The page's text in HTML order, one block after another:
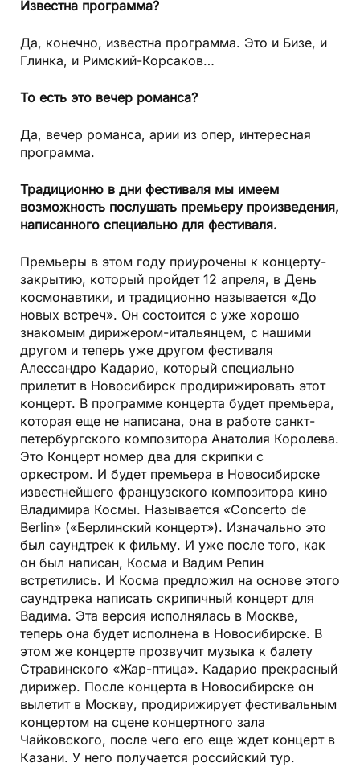
Известна программа?
Да, конечно, известна программа. Это и Бизе, и
Глинка, и Римский-Корсаков…
То есть это вечер романса?
Да, вечер романса, арии из опер, интересная
программа.
Традиционно в дни фестиваля мы имеем
возможность послушать премьеру произведения,
написанного специально для фестиваля.
Премьеры в этом году приурочены к концерту-
закрытию, который пройдет 12 апреля, в День
космонавтики, и традиционно называется «До
новых встреч». Он состоится с уже хорошо
знакомым дирижером-итальянцем, с нашими
другом и теперь уже другом фестиваля
Алессандро Кадарио, который специально
прилетит в Новосибирск продирижировать этот
концерт. В программе концерта будет премьера,
которая еще не написана, она в работе санкт-
петербургского композитора Анатолия Королева.
Это Концерт номер два для скрипки с
оркестром. И будет премьера в Новосибирске
известнейшего французского композитора кино
Владимира Космы. Называется «Concerto de
Berlin» («Берлинский концерт»). Изначально это
был саундтрек к фильму. И уже после того, как
он был написан, Косма и Вадим Репин
встретились. И Косма предложил на основе этого
саундтрека написать скрипичный концерт для
Вадима. Эта версия исполнялась в Москве,
теперь она будет исполнена в Новосибирске. В
этом же концерте прозвучит музыка к балету
Стравинского «Жар-птица». Кадарио прекрасный
дирижер. После концерта в Новосибирске он
вылетит в Москву, продирижирует фестивальным
концертом на сцене концертного зала
Чайковского, после чего его еще ждет концерт в
Казани. У него получается российский тур.